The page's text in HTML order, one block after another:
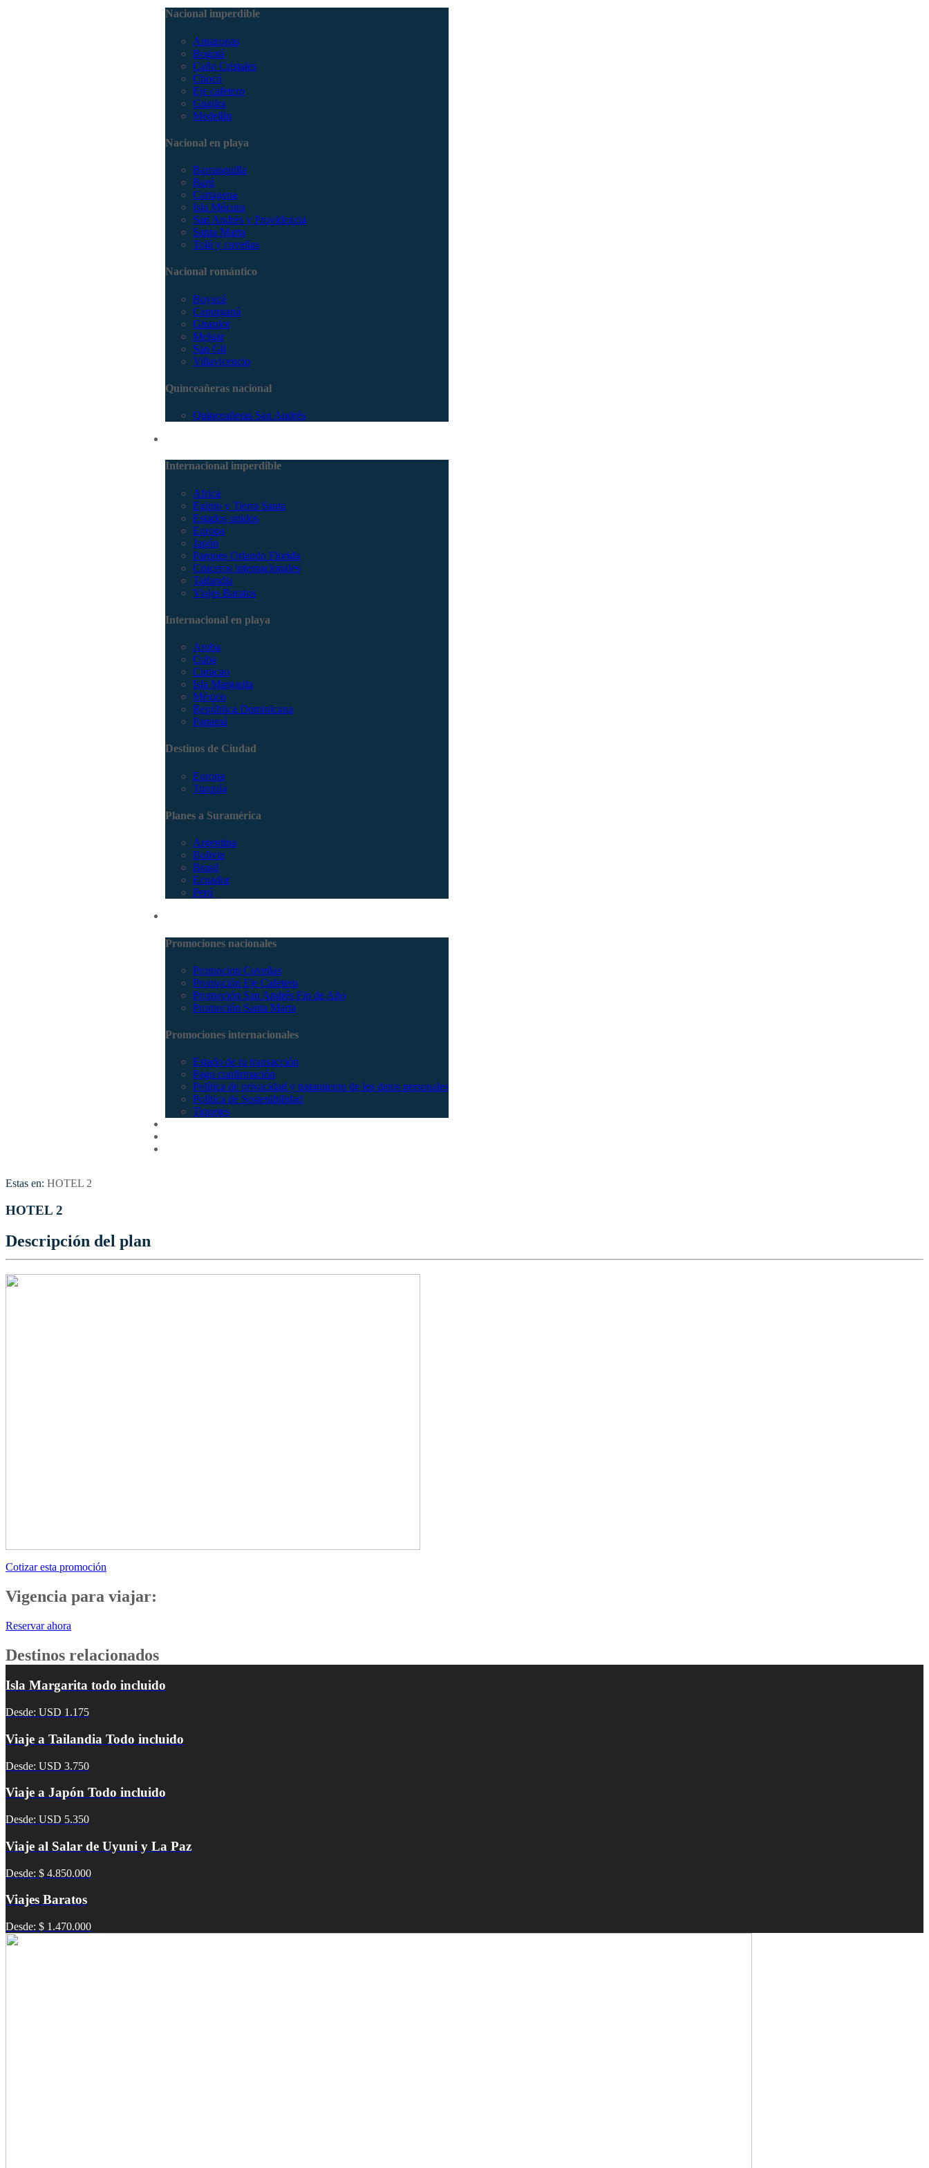
Nacional imperdible
Amazonas
Bogotá
Caño Cristales
Chocó
Eje cafetero
Guajira
Medellín
Nacional en playa
Barranquilla
Barú
Cartagena
Isla Múcura
San Andrés y Providencia
Santa Marta
Tolú y coveñas
Nacional romántico
Boyacá
Capurganá
Girardot
Melgar
San Gil
Villavicencio
Quinceañeras nacional
Quinceañeras San Andrés
Internacional imperdible
Africa
Egipto y Tierra Santa
Estados unidos
Europa
Japón
Parques Orlando Florida
Cruceros internacionales
Tailandia
Viajes Baratos
Internacional en playa
Aruba
Cuba
Curacao
Isla Margarita
México
República Dominicana
Panamá
Destinos de Ciudad
Europa
Turquía
Planes a Suramérica
Argentina
Bolivia
Brasil
Ecuador
Perú
Promociones nacionales
Promocion Coveñas
Promoción Eje Cafetero
Promoción San Andrés Fin de Año
Promoción Santa Marta
Promociones internacionales
Estado de tu transacción
Pago confirmación
Política de privacidad y tratamiento de los datos personales
Política de Sostenibilidad
Tiquetes
Estas en: HOTEL 2
HOTEL 2
Descripción del plan
Cotizar esta promoción
Vigencia para viajar:
Reservar ahora
Destinos relacionados
Isla Margarita todo incluido
Desde: USD 1.175
Viaje a Tailandia Todo incluido
Desde: USD 3.750
Viaje a Japón Todo incluido
Desde: USD 5.350
Viaje al Salar de Uyuni y La Paz
Desde: $ 4.850.000
Viajes Baratos
Desde: $ 1.470.000